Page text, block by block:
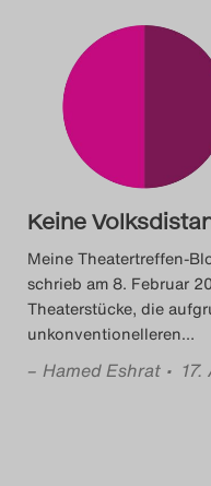
Das
Keine
Meine Theatertreffen-
schrieb am 8. Februar
Theaterstücke, die
unkonventionelleren…
– Hamed Eshrat •